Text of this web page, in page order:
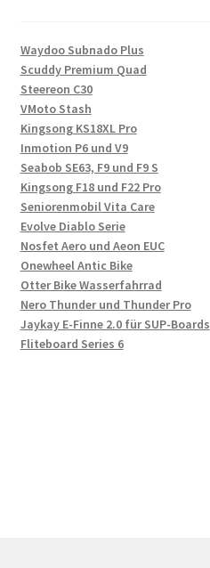
Waydoo Subnado Plus
Scuddy Premium Quad
Steereon C30
VMoto Stash
Kingsong KS18XL Pro
Inmotion P6 und V9
Seabob SE63, F9 und F9 S
Kingsong F18 und F22 Pro
Seniorenmobil Vita Care
Evolve Diablo Serie
Nosfet Aero und Aeon EUC
Onewheel Antic Bike
Otter Bike Wasserfahrrad
Nero Thunder und Thunder Pro
Jaykay E-Finne 2.0 für SUP-Boards
Fliteboard Series 6